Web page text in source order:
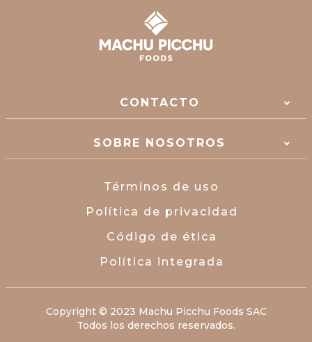
CONTACTO
SOBRE NOSOTROS
Términos de uso
Política de privacidad
Código de ética
Política integrada
Copyright © 2023 Machu Picchu Foods SAC
Todos los derechos reservados.